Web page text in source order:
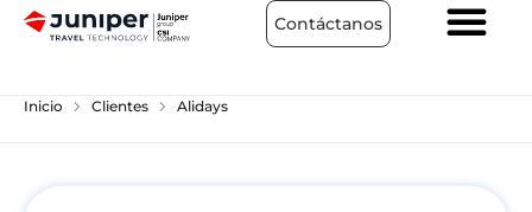
Contáctanos
Inicio chevron_right Clientes chevron_right Alidays